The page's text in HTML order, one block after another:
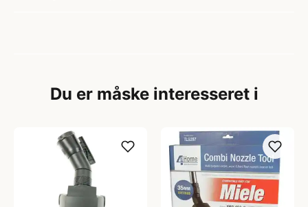
Du er måske interesseret i